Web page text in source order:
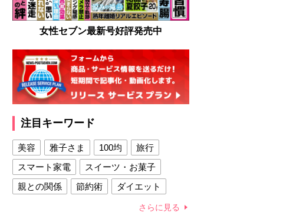
女性セブン最新号好評発売中
注目キーワード
美容 雅子さま 100均
旅行
スマート家電
スイーツ・お菓子
親との関係
節約術
ダイエット
さらに見る